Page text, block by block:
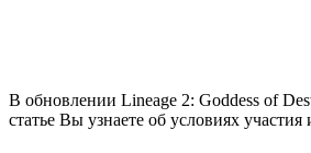
В обновлении Lineage 2: Goddess of
статье Вы узнаете об условиях участия